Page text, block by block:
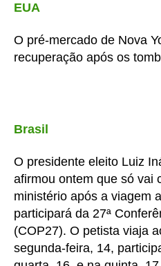
EUA
O pré-mercado de Nova
recuperação após os
Brasil
O presidente eleito Luiz
afirmou ontem que só vai
ministério após a viagem
participará da 27ª
(COP27). O petista viaja
segunda-feira, 14,